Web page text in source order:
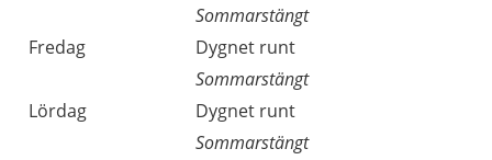
Sommarstängt
Fredag
Dygnet runt
Sommarstängt
Lördag
Dygnet runt
Sommarstängt